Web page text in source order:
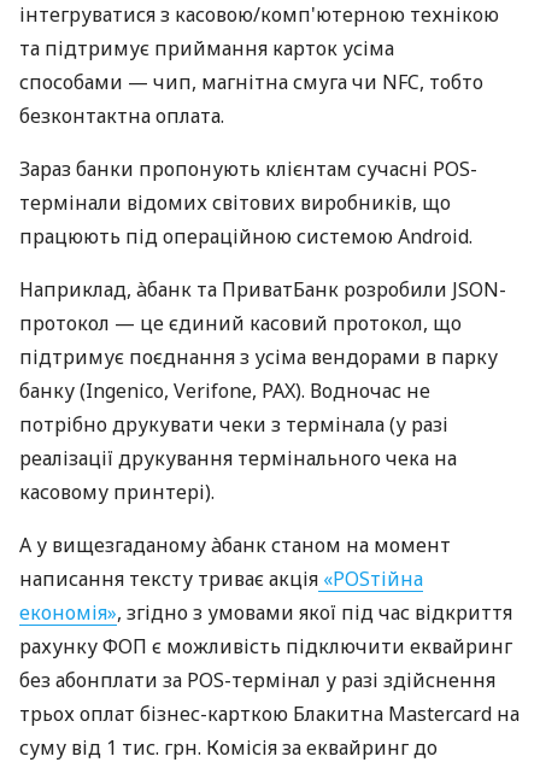
інтегруватися з касовою/комп'ютерною технікою
та підтримує приймання карток усіма
способами — чип, магнітна смуга чи NFC, тобто
безконтактна оплата.
Зараз банки пропонують клієнтам сучасні POS-
термінали відомих світових виробників, що
працюють під операційною системою Android.
Наприклад, àбанк та ПриватБанк розробили JSON-
протокол — це єдиний касовий протокол, що
підтримує поєднання з усіма вендорами в парку
банку (Ingenico, Verifone, PAX). Водночас не
потрібно друкувати чеки з термінала (у разі
реалізації друкування термінального чека на
касовому принтері).
А у вищезгаданому àбанк станом на момент
написання тексту триває акція «POSтійна
економія», згідно з умовами якої під час відкриття
рахунку ФОП є можливість підключити еквайринг
без абонплати за POS-термінал у разі здійснення
трьох оплат бізнес-карткою Блакитна Mastercard на
суму від 1 тис. грн. Комісія за еквайринг до